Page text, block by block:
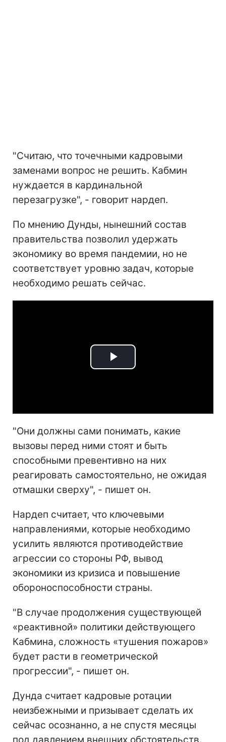
"Считаю, что точечными кадровыми
заменами вопрос не решить. Кабмин
нуждается в кардинальной
перезагрузке", - говорит нардеп.
По мнению Дунды, нынешний состав
правительства позволил удержать
экономику во время пандемии, но не
соответствует уровню задач, которые
необходимо решать сейчас.
Play
"Они должны сами понимать, какие
вызовы перед ними стоят и быть
способными превентивно на них
реагировать самостоятельно, не ожидая
отмашки сверху", - пишет он.
Нардеп считает, что ключевыми
направлениями, которые необходимо
усилить являются противодействие
агрессии со стороны РФ, вывод
экономики из кризиса и повышение
обороноспособности страны.
"В случае продолжения существующей
«реактивной» политики действующего
Кабмина, сложность «тушения пожаров»
будет расти в геометрической
прогрессии", - пишет он.
Дунда считает кадровые ротации
неизбежными и призывает сделать их
сейчас осознанно, а не спустя месяцы
под давлением внешних обстоятельств.